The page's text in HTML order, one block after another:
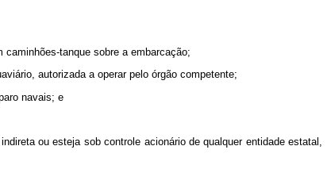
tanque sobre a embarcação;
autorizada a operar pelo órgão competente;
navais; e
ou esteja sob controle acionário de qualquer entidade estatal,